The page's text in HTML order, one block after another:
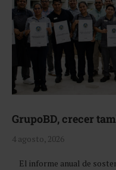
GrupoBD, crecer
4 agosto, 2026
El informe anual de